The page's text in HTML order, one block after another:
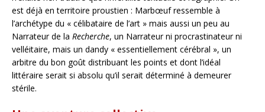
est déjà en territoire proustien : Marbœuf ressemble à
l’archétype du « célibataire de l’art » mais aussi un peu au
Narrateur de la Recherche, un Narrateur ni procrastinateur ni
velléitaire, mais un dandy « essentiellement cérébral », un
arbitre du bon goût distribuant les points et dont l’idéal
littéraire serait si absolu qu’il serait déterminé à demeurer
stérile.